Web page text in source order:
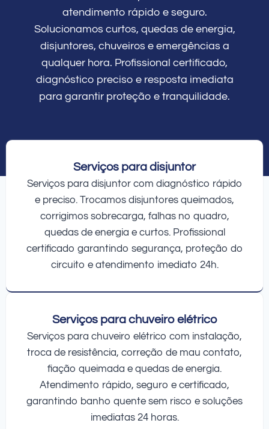
atendimento rápido e seguro.
Solucionamos curtos, quedas de energia,
disjuntores, chuveiros e emergências a
qualquer hora. Profissional certificado,
diagnóstico preciso e resposta imediata
para garantir proteção e tranquilidade.
Serviços para disjuntor
Serviços para disjuntor com diagnóstico rápido
e preciso. Trocamos disjuntores queimados,
corrigimos sobrecarga, falhas no quadro,
quedas de energia e curtos. Profissional
certificado garantindo segurança, proteção do
circuito e atendimento imediato 24h.
Serviços para chuveiro elétrico
Serviços para chuveiro elétrico com instalação,
troca de resistência, correção de mau contato,
fiação queimada e quedas de energia.
Atendimento rápido, seguro e certificado,
garantindo banho quente sem risco e soluções
imediatas 24 horas.